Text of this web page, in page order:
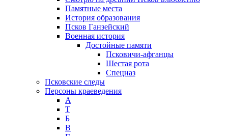
Памятные места
История образования
Псков Ганзейский
Военная история
Достойные памяти
Псковичи-афганцы
Шестая рота
Спецназ
Псковские следы
Персоны краеведения
А
T
Б
В